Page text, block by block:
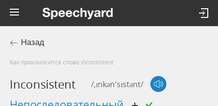
Назад
Как произносится слово inconsistent
Inconsistent /,ɪnkən'sɪstənt/